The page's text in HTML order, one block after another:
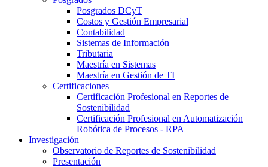
Posgrados DCyT
Costos y Gestión Empresarial
Contabilidad
Sistemas de Información
Tributaria
Maestría en Sistemas
Maestría en Gestión de TI
Certificaciones
Certificación Profesional en Reportes de
Sostenibilidad
Certificación Profesional en Automatización
Robótica de Procesos - RPA
Investigación
Observatorio de Reportes de Sostenibilidad
Presentación